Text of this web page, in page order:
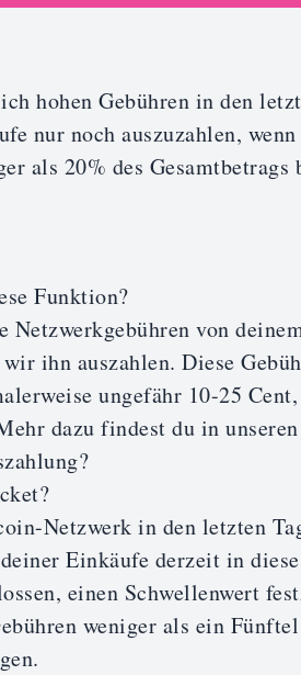
hohen Gebühren in den
nur noch auszuzahlen,
als 20% des Gesamtbetrags
Funktion?
Netzwerkgebühren von
ihn auszahlen. Diese
ungefähr 10-25
dazu findest du in
Netzwerk in den letzten
Einkäufe derzeit in
einen Schwellenwert
weniger als ein